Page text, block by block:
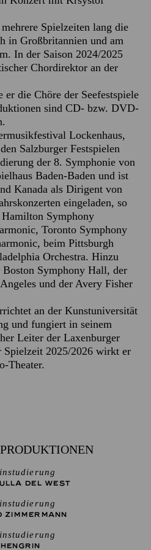
Spielzeiten lang die
in Großbritannien und am
In der Saison 2024/2025
Chordirektor an der
die Chöre der Seefestspiele
sind CD- bzw. DVD-
Lockenhaus,
Salzburger Festspielen
der 8. Symphonie von
Baden-Baden und ist
Kanada als Dirigent von
eingeladen, so
Symphony
Toronto Symphony
beim Pittsburgh
Orchestra. Hinzu
Symphony Hall, der
und der Avery Fisher
an der Kunstuniversität
und fungiert in seinem
Leiter der Laxenburger
Spielzeit 2025/2026 wirkt er
Theater.
DEL WEST
ZIMMERMANN